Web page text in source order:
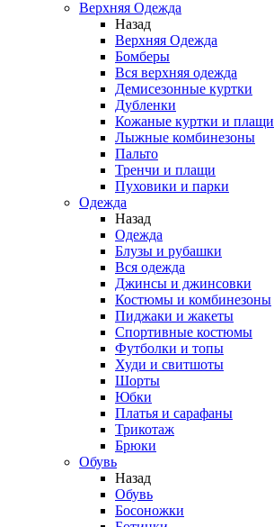
Верхняя Одежда
Назад
Верхняя Одежда
Бомберы
Вся верхняя одежда
Демисезонные куртки
Дубленки
Кожаные куртки и плащи
Лыжные комбинезоны
Пальто
Тренчи и плащи
Пуховики и парки
Одежда
Назад
Одежда
Блузы и рубашки
Вся одежда
Джинсы и джинсовки
Костюмы и комбинезоны
Пиджаки и жакеты
Спортивные костюмы
Футболки и топы
Худи и свитшоты
Шорты
Юбки
Платья и сарафаны
Трикотаж
Брюки
Обувь
Назад
Обувь
Босоножки